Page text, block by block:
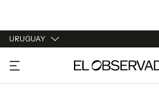
URUGUAY
URUGUAY
ARGENTINA